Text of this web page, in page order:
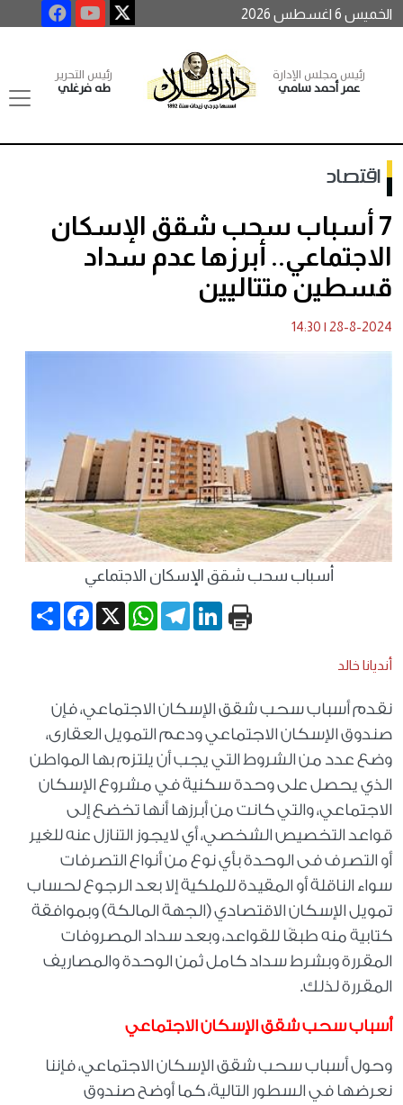
الخميس 6 اغسطس 2026
رئيس مجلس الإدارة
عمر أحمد سامي
رئيس التحرير
طه فرغلي
اقتصاد
7 أسباب سحب شقق الإسكان
الاجتماعي.. أبرزها عدم سداد
قسطين متتاليين
28-8-2024
|
14:30
أسباب سحب شقق الإسكان الاجتماعي
Share
Facebook X
WhatsApp
TelegramLinkedIn
أنديانا خالد
نقدم أسباب سحب شقق الإسكان الاجتماعي، فإن
صندوق الإسكان الاجتماعي ودعم التمويل العقارى،
وضع عدد من الشروط التي يجب أن يلتزم بها المواطن
الذي يحصل على وحدة سكنية في مشروع الإسكان
الاجتماعي، والتي كانت من أبرزها أنها تخضع إلى
قواعد التخصيص الشخصي، أي لايجوز التنازل عنه للغير
أو التصرف فى الوحدة بأي نوع من أنواع التصرفات
سواء الناقلة أو المقيدة للملكية إلا بعد الرجوع لحساب
تمويل الإسكان الاقتصادي (الجهة المالكة) وبموافقة
كتابية منه طبقًا للقواعد، وبعد سداد المصروفات
المقررة وبشرط سداد كامل ثمن الوحدة والمصاريف
المقررة لذلك.
أسباب سحب شقق الإسكان الاجتماعي
وحول أسباب سحب شقق الإسكان الاجتماعي، فإننا
نعرضها في السطور التالية، كما أوضح صندوق